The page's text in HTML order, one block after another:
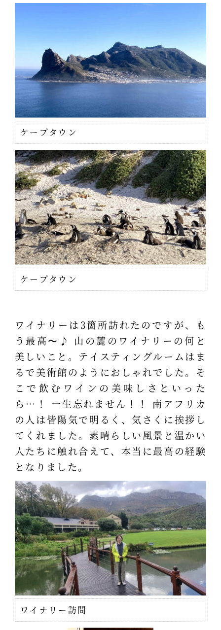
ケープタウン
ケープタウン
ワイナリーは3箇所訪れたのですが、も
う最高〜♪ 山の麓のワイナリーの何と
美しいこと。テイスティングルームはま
るで美術館のようにおしゃれでした。そ
こで飲むワインの美味しさといった
ら…！ 一生忘れません！！ 南アフリカ
の人は皆陽気で明るく、気さくに挨拶し
てくれました。素晴らしい風景と温かい
人たちに触れ合えて、本当に最高の経験
となりました。
ワイナリー訪問